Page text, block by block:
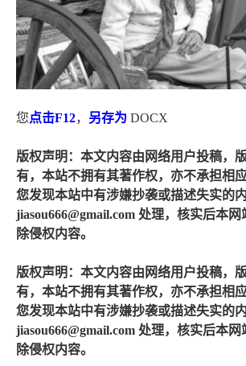
您点击F12， 另存为 DOCX
版权声明：本文内容由网络用户投稿，
有，本站不拥有其著作权，亦不承担相
您发现本站中有涉嫌抄袭或描述失实的
jiasou666@gmail.com 处理，核实后本网
除侵权内容。
版权声明：本文内容由网络用户投稿，
有，本站不拥有其著作权，亦不承担相
您发现本站中有涉嫌抄袭或描述失实的
jiasou666@gmail.com 处理，核实后本网
除侵权内容。